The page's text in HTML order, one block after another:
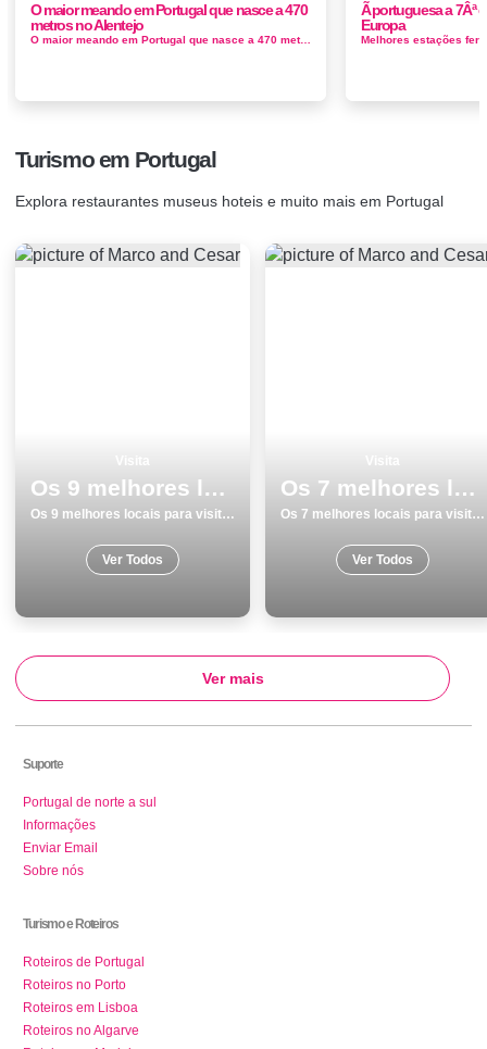
O maior meando em Portugal que nasce a 470
metros no Alentejo
O maior meando em Portugal que nasce a 470 metros, na serra do Caldeirão, concelho de Almodôvar, distrito de Beja, atravessa o Ale...
Ã portuguesa a
Europa
Turismo em Portugal
Explora restaurantes museus hoteis e muito mais em Portugal
Os 9 melhores locais para visitar em Cascais
Os 9 melhores locais para visitar em Cascais
Ver Todos
Os 7 melhores locais para visitar em Estremoz
Os 7 melhores locais para visitar em Estremoz
Ver Todos
Ver mais
Suporte
Portugal de norte a sul
Informações
Enviar Email
Sobre nós
Turismo e Roteiros
Roteiros de Portugal
Roteiros no Porto
Roteiros em Lisboa
Roteiros no Algarve